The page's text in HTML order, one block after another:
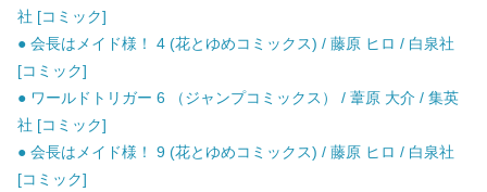
社 [コミック]
● 会長はメイド様！ 4 (花とゆめコミックス) / 藤原 ヒロ / 白泉社
[コミック]
● ワールドトリガー 6 （ジャンプコミックス） / 葦原 大介 / 集英
社 [コミック]
● 会長はメイド様！ 9 (花とゆめコミックス) / 藤原 ヒロ / 白泉社
[コミック]